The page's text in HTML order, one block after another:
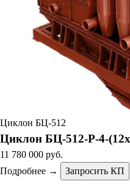
Циклон БЦ-512
Циклон БЦ-512-Р-4-
11 780 000 руб.
Подробнее →
Запросить КП